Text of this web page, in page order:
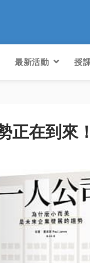
最新活動 授
正在到來